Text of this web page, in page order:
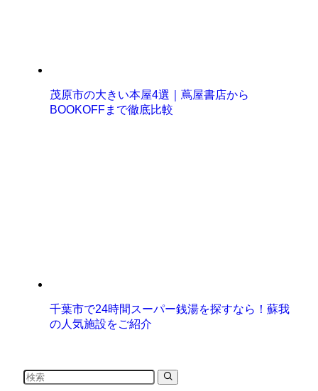
茂原市の大きい本屋4選｜蔦屋書店から
BOOKOFFまで徹底比較
千葉市で24時間スーパー銭湯を探すなら！蘇我
の人気施設をご紹介